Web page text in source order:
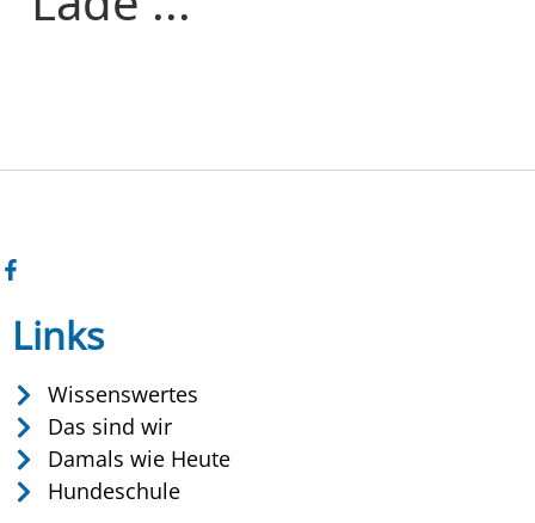
Links
Wissenswertes
Das sind wir
Damals wie Heute
Hundeschule